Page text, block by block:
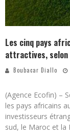
Les cinq pays
attractives, selon
Boubacar Diallo
(Agence Ecofin) –
les pays africains
investisseurs
sud, le Maroc et la